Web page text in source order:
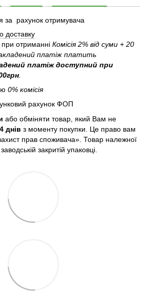
за рахунок отримувача
доставку
отриманні Комісія 2% від суми + 20
платіж платить
платіж доступний при
0% комісія
рахунок ФОП
або обміняти товар, який Вам не
днів з моменту покупки. Це право вам
прав споживача». Товар належної
закритій упаковці.